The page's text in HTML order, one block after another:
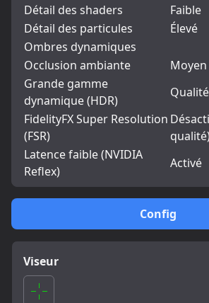
Config
Viseur
Détail des shaders
Faible
Détail des particules
Élevé
Ombres dynamiques
Occlusion ambiante
Moyen
Grande gamme
dynamique (HDR)
Qualité
FidelityFX Super Resolution
(FSR)
Latence faible (NVIDIA
Reflex)
Activé